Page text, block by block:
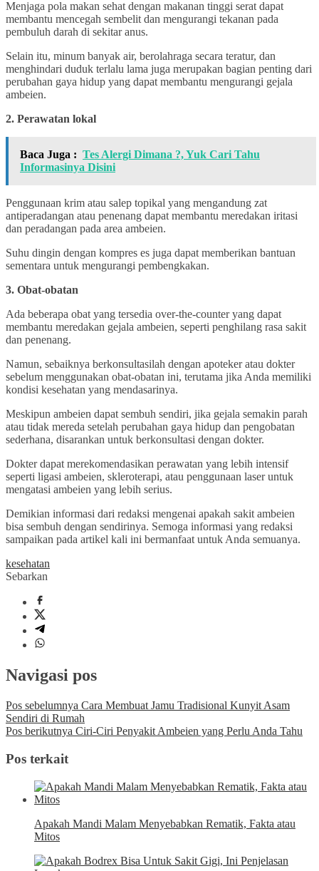
Menjaga pola makan sehat dengan makanan tinggi serat dapat
membantu mencegah sembelit dan mengurangi tekanan pada
pembuluh darah di sekitar anus.
Selain itu, minum banyak air, berolahraga secara teratur, dan
menghindari duduk terlalu lama juga merupakan bagian penting dari
perubahan gaya hidup yang dapat membantu mengurangi gejala
ambeien.
2. Perawatan lokal
Baca Juga : Tes Alergi Dimana ?, Yuk Cari Tahu
Informasinya Disini
Penggunaan krim atau salep topikal yang mengandung zat
antiperadangan atau penenang dapat membantu meredakan iritasi
dan peradangan pada area ambeien.
Suhu dingin dengan kompres es juga dapat memberikan bantuan
sementara untuk mengurangi pembengkakan.
3. Obat-obatan
Ada beberapa obat yang tersedia over-the-counter yang dapat
membantu meredakan gejala ambeien, seperti penghilang rasa sakit
dan penenang.
Namun, sebaiknya berkonsultasilah dengan apoteker atau dokter
sebelum menggunakan obat-obatan ini, terutama jika Anda memiliki
kondisi kesehatan yang mendasarinya.
Meskipun ambeien dapat sembuh sendiri, jika gejala semakin parah
atau tidak mereda setelah perubahan gaya hidup dan pengobatan
sederhana, disarankan untuk berkonsultasi dengan dokter.
Dokter dapat merekomendasikan perawatan yang lebih intensif
seperti ligasi ambeien, skleroterapi, atau penggunaan laser untuk
mengatasi ambeien yang lebih serius.
Demikian informasi dari redaksi mengenai apakah sakit ambeien
bisa sembuh dengan sendirinya. Semoga informasi yang redaksi
sampaikan pada artikel kali ini bermanfaat untuk Anda semuanya.
kesehatan
Sebarkan
Navigasi pos
Pos sebelumnya Cara Membuat Jamu Tradisional Kunyit Asam
Sendiri di Rumah
Pos berikutnya Ciri-Ciri Penyakit Ambeien yang Perlu Anda Tahu
Pos terkait
Apakah Mandi Malam Menyebabkan Rematik, Fakta atau
Mitos